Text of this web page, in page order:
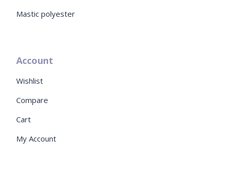
Mastic polyester
Account
Wishlist
Compare
Cart
My Account